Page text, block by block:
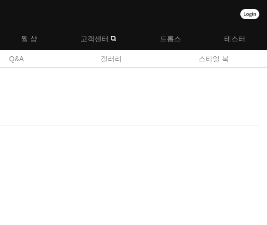
웹 샵 고객센터 드롭스 테스터
Q&A 갤러리 스타일 북